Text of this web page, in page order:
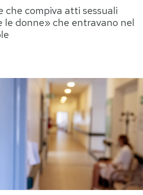
Media
che compiva atti sessuali
donne» che entravano nel